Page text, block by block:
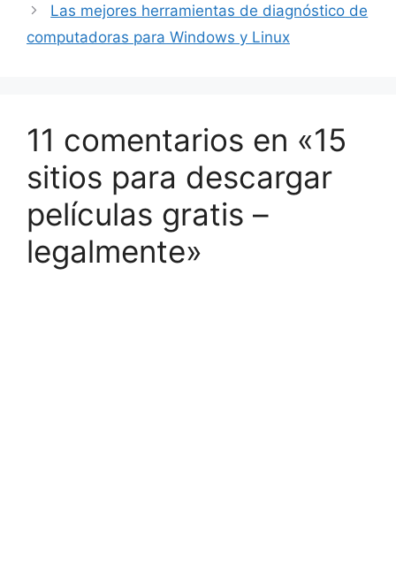
Las mejores herramientas de diagnóstico de
computadoras para Windows y Linux
11 comentarios en «15
sitios para descargar
películas gratis –
legalmente»